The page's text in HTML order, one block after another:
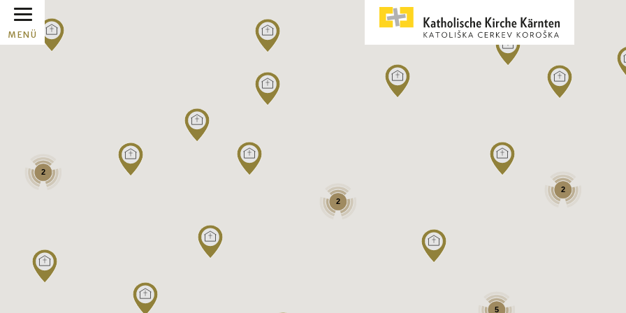
MENÜ
2
2
2
5